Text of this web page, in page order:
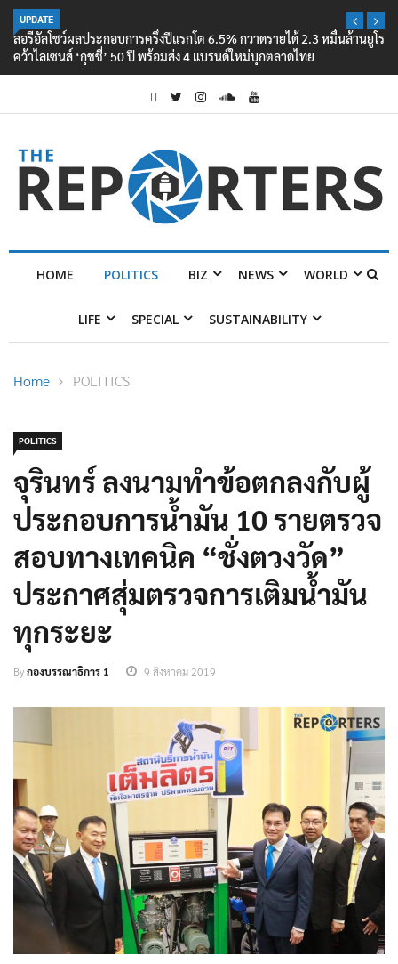
UPDATE
ลอรีอัลโชว์ผลประกอบการครึ่งปีแรกโต 6.5% กวาดรายได้ 2.3 หมื่นล้านยูโร
คว้าไลเซนส์ ‘กุชชี่’ 50 ปี พร้อมส่ง 4 แบรนด์ใหม่บุกตลาดไทย
HOME POLITICS BIZ NEWS WORLD
LIFE SPECIAL SUSTAINABILITY
Home POLITICS
POLITICS
จุรินทร์ ลงนามทำข้อตกลงกับผู้
ประกอบการน้ำมัน 10 รายตรวจ
สอบทางเทคนิค “ชั่งตวงวัด”
ประกาศสุ่มตรวจการเติมน้ำมัน
ทุกระยะ
Byกองบรรณาธิการ 1 9 สิงหาคม 2019